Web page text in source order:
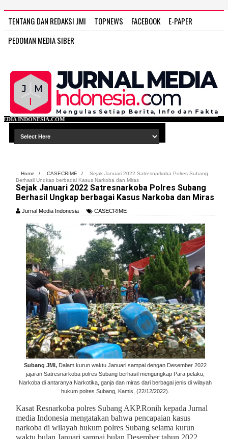
TENTANG DAN REDAKSI JMI TOPNEWS FACEBOOK
E-PAPER
PEDOMAN MEDIA SIBER
Home / CASECRIME /
Sejak Januari 2022 Satresnarkoba Polres Subang
Berhasil Ungkap berbagai Kasus Narkoba dan Miras
Sejak Januari 2022 Satresnarkoba Polres Subang
Berhasil Ungkap berbagai Kasus Narkoba dan Miras
Jurnal Media Indonesia CASECRIME
Subang JMI, Dalam kurun waktu Januari sampai dengan Desember 2022
jajaran Satresnarkoba polres Subang berhasil mengungkap Para pelaku,
Narkoba di antaranya Narkotika, ganja dan miras dari berbagai jenis di wilayah
hukum polres Subang, Kamis, (22/12/2022).
Kasat Resnarkoba polres Subang AKP.Ronih kepada Jurnal
media Indonesia mengatakan bahwa pencapaian kasus
narkoba di wilayah hukum polres Subang selama kurun